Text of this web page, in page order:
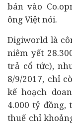
bán vào
ông Việt nói.
Digiworld là
niêm yết
trả cổ tức),
8/9/2017, chỉ
kế hoạch
4.000 tỷ đồng,
thuế chỉ